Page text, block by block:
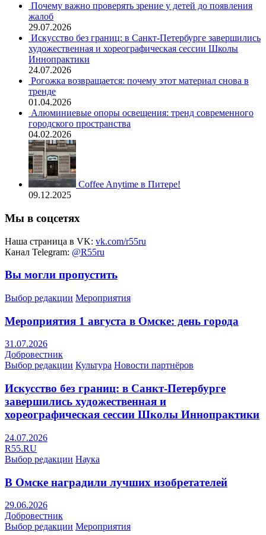
Почему важно проверять зрение у детей до появления
жалоб
29.07.2026
Искусство без границ: в Санкт-Петербурге завершились
художественная и хореографическая сессии Школы
Иннопрактики
24.07.2026
Рогожка возвращается: почему этот материал снова в
тренде
01.04.2026
Алюминиевые опоры освещения: тренд современного
городского пространства
04.02.2026
Coffee Anytime в Питере!
09.12.2025
Мы в соцсетях
Наша страница в VK: vk.com/r55ru
Канал Telegram: @R55ru
Вы могли пропустить
Выбор редакции Мероприятия
Мероприятия 1 августа в Омске: день города
31.07.2026
Добровестник
Выбор редакции Культура Новости партнёров
Искусство без границ: в Санкт-Петербурге
завершились художественная и
хореографическая сессии Школы Иннопрактики
24.07.2026
R55.RU
Выбор редакции Наука
В Омске наградили лучших изобретателей
29.06.2026
Добровестник
Выбор редакции Мероприятия